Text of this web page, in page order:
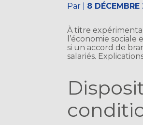
Par 8
À titre
l’économie
si un accord de
salariés.